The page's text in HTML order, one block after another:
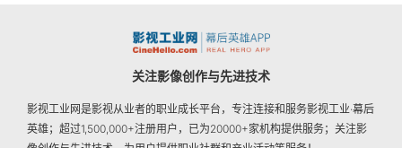
关注影像创作与先进技术
影视工业网是影视从业者的职业成长平台，专注连接和服务影视工业·幕后
英雄；超过1,500,000+注册用户，已为20000+家机构提供服务；关注影